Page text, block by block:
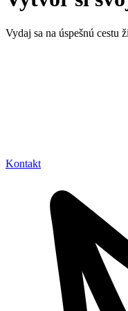
Vydaj sa na úspešnú cestu
Kontakt